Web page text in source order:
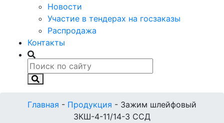
Новости
Участие в тендерах на госзаказы
Распродажа
Контакты
Главная - Продукция - Зажим шлейфовый
ЗКШ-4-11/14-3 ССД